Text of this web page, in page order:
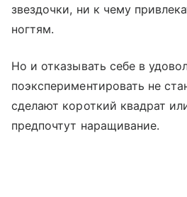
звездочки, ни к чему
ногтям.
Но и отказывать себе в
поэкспериментировать не
сделают короткий квадрат
предпочтут наращивание.